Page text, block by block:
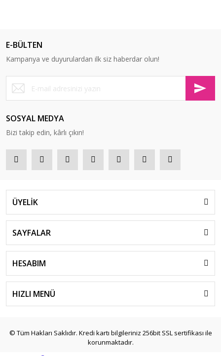
E-BÜLTEN
Kampanya ve duyurulardan ilk siz haberdar olun!
SOSYAL MEDYA
Bizi takip edin, kârlı çıkın!
ÜYELİK
SAYFALAR
HESABIM
HIZLI MENÜ
© Tüm Hakları Saklıdır. Kredi kartı bilgileriniz 256bit SSL sertifikası ile
korunmaktadır.